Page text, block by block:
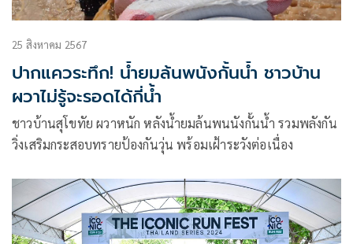
25 สิงหาคม 2567
ปากแควระทึก! น้ำยมล้นพนังกั้นน้ำ ชาวบ้าน
ผวาไม่รู้จะรอดได้กี่น้ำ
ชาวบ้านสุโขทัย ผวาหนัก หลังน้ำยมล้นพนนังกั้นน้ำ รวมพลังกัน
วิ่งเสริมกระสอบทรายป้องกันวุ่น พร้อมเฝ้าระวังต่อเนื่อง